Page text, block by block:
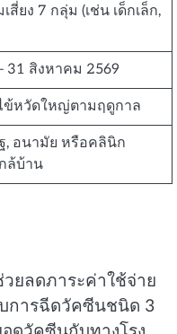
ยง 7 กลุ่ม (เช่น เด็กเล็ก,
31 สิงหาคม 2569
ข้หวัดใหญ่ตามฤดูกาล
, อนามัย หรือคลินิก
ล้บ้าน
ยลดภาระค่าใช้จ่าย
การฉีดวัคซีนชนิด 3